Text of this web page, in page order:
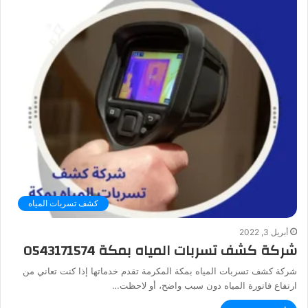
كشف تسربات المياه
أبريل 3, 2022
شركة كشف تسربات المياه بمكة 0543171574
شركة كشف تسربات المياه بمكة المكرمة تقدم خدماتها إذا كنت تعاني من
ارتفاع فاتورة المياه دون سبب واضح، أو لاحظت…